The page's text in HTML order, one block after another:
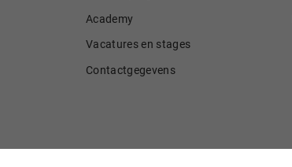
Academy
Vacatures en stages
Contactgegevens